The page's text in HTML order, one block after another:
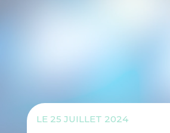
LE 25 JUILLET 2024